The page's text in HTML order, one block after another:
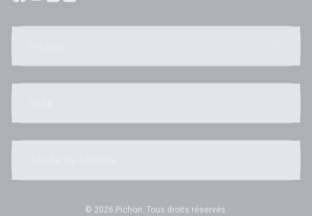
© 2026 Pichon. Tous droits réservés.